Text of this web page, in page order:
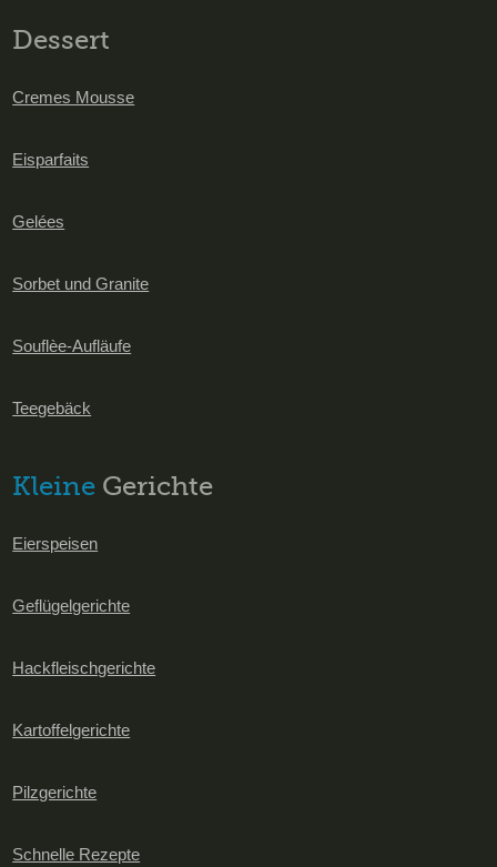
Dessert
Cremes Mousse
Eisparfaits
Gelées
Sorbet und Granite
Souflèe-Aufläufe
Teegebäck
Kleine Gerichte
Eierspeisen
Geflügelgerichte
Hackfleischgerichte
Kartoffelgerichte
Pilzgerichte
Schnelle Rezepte